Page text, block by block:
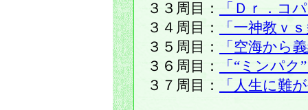
３３周目：
「Ｄｒ．コ
３４周目：
「一神教ｖ
３５周目：
「空海から
３６周目：
「“ミンパ
３７周目：
「人生に難